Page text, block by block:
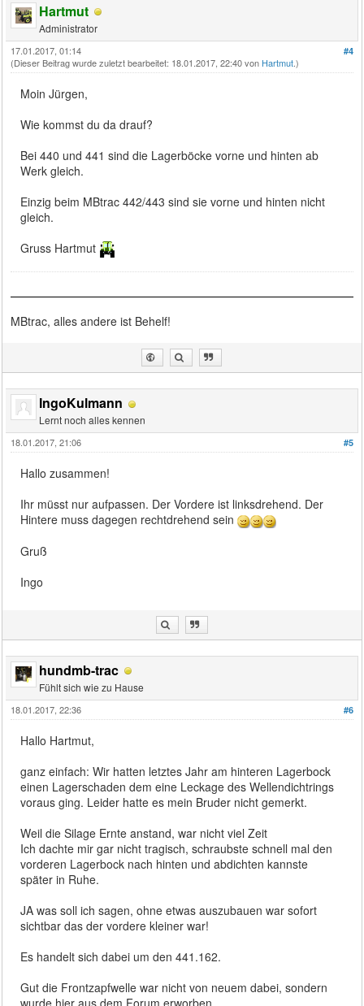
Hartmut
Administrator
#4
17.01.2017, 01:14
(Dieser Beitrag wurde zuletzt bearbeitet: 18.01.2017, 22:40 von Hartmut.)
Moin Jürgen,
Wie kommst du da drauf?
Bei 440 und 441 sind die Lagerböcke vorne und hinten ab
Werk gleich.
Einzig beim MBtrac 442/443 sind sie vorne und hinten nicht
gleich.
Gruss Hartmut
MBtrac, alles andere ist Behelf!
IngoKulmann
Lernt noch alles kennen
#5
18.01.2017, 21:06
Hallo zusammen!
Ihr müsst nur aufpassen. Der Vordere ist linksdrehend. Der
Hintere muss dagegen rechtdrehend sein
Gruß
Ingo
hundmb-trac
Fühlt sich wie zu Hause
#6
18.01.2017, 22:36
Hallo Hartmut,
ganz einfach: Wir hatten letztes Jahr am hinteren Lagerbock
einen Lagerschaden dem eine Leckage des Wellendichtrings
voraus ging. Leider hatte es mein Bruder nicht gemerkt.
Weil die Silage Ernte anstand, war nicht viel Zeit
Ich dachte mir gar nicht tragisch, schraubste schnell mal den
vorderen Lagerbock nach hinten und abdichten kannste
später in Ruhe.
JA was soll ich sagen, ohne etwas auszubauen war sofort
sichtbar das der vordere kleiner war!
Es handelt sich dabei um den 441.162.
Gut die Frontzapfwelle war nicht von neuem dabei, sondern
wurde hier aus dem Forum erworben.